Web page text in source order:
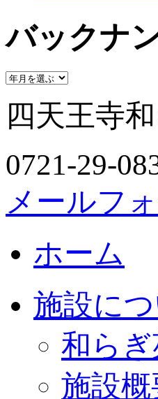
バックナ
四天王寺
0721-29-
メールフ
ホーム
施設に
和ら
施設概